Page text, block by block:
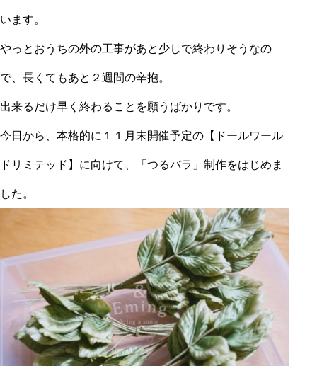
います。
やっとおうちの外の工事があと少しで終わりそうなの
で、長くてもあと２週間の辛抱。
出来るだけ早く終わることを願うばかりです。
今日から、本格的に１１月末開催予定の【ドールワール
ドリミテッド】に向けて、「つるバラ」制作をはじめま
した。